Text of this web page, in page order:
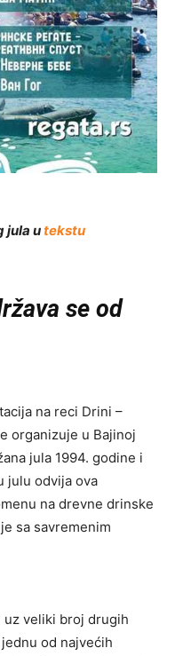
jula utekstu
se od
na reci Drini –
organizuje u Bajinoj
jula 1994. godine i
julu odvija ova
na drevne drinske
sa savremenim
uz veliki broj drugih
od najvećih